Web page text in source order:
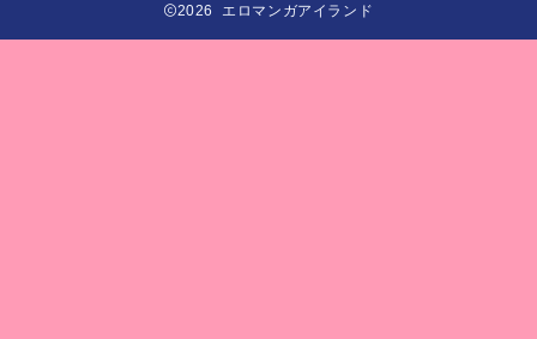
2026 エロマンガアイランド